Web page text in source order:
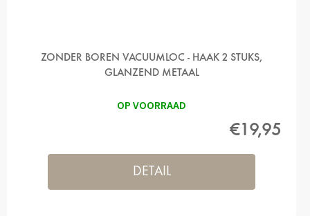
ZONDER BOREN VACUUMLOC - HAAK 2 STUKS,
GLANZEND METAAL
OP VOORRAAD
€19,95
DETAIL